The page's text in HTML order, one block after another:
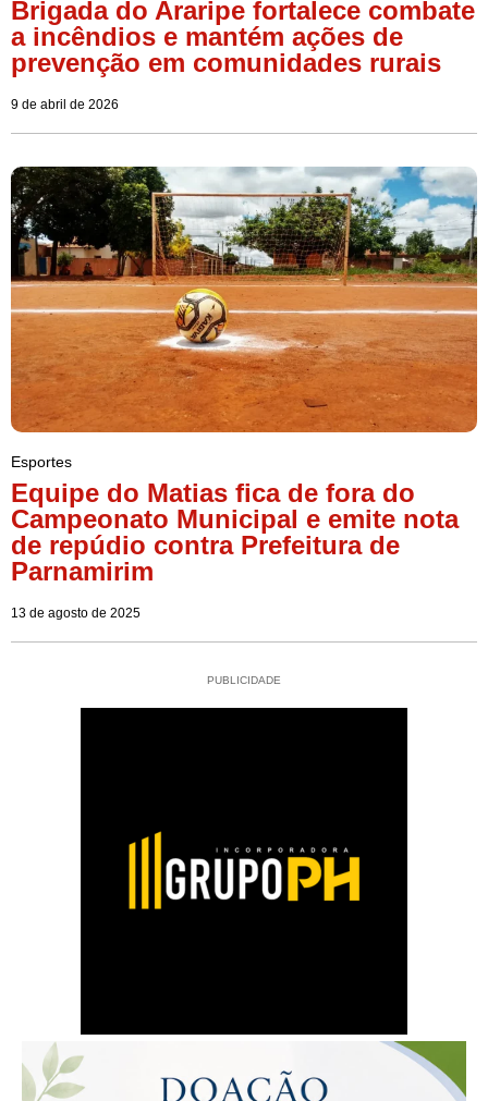
Brigada do Araripe fortalece combate
a incêndios e mantém ações de
prevenção em comunidades rurais
9 de abril de 2026
Esportes
Equipe do Matias fica de fora do
Campeonato Municipal e emite nota
de repúdio contra Prefeitura de
Parnamirim
13 de agosto de 2025
PUBLICIDADE